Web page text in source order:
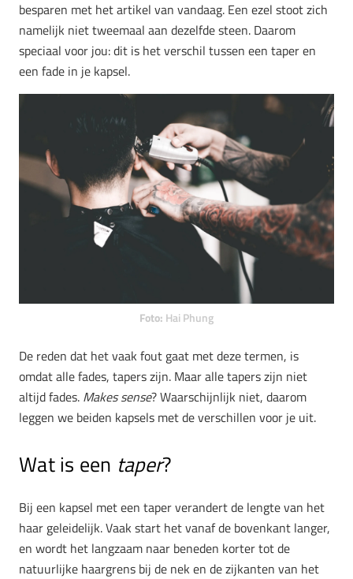
besparen met het artikel van vandaag. Een ezel stoot zich
namelijk niet tweemaal aan dezelfde steen. Daarom
speciaal voor jou: dit is het verschil tussen een taper en
een fade in je kapsel.
Foto: Hai Phung
De reden dat het vaak fout gaat met deze termen, is
omdat alle fades, tapers zijn. Maar alle tapers zijn niet
altijd fades. Makes sense? Waarschijnlijk niet, daarom
leggen we beiden kapsels met de verschillen voor je uit.
Wat is een taper?
Bij een kapsel met een taper verandert de lengte van het
haar geleidelijk. Vaak start het vanaf de bovenkant langer,
en wordt het langzaam naar beneden korter tot de
natuurlijke haargrens bij de nek en de zijkanten van het